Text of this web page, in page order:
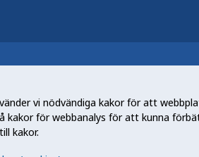
vi nödvändiga kakor för att
kakor för webbanalys för att kunna
kakor.
en bättre folkhälsa. Det gör
samhällets arbete med att
hälsohot. Vår vision är en